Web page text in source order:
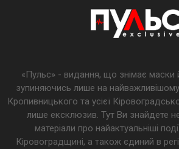
«Пульс» - видання, що знімає маски
зупиняючись лише на найважливішому
Кропивницького та усієї
лише ексклюзив. Тут Ви знайдете не
матеріали про найактуальніші
Кіровоградщині, а також єдиний в